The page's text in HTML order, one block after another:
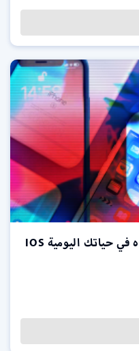
الجديد.. كيف تستفيد من مزاياه في حياتك اليومية IOS